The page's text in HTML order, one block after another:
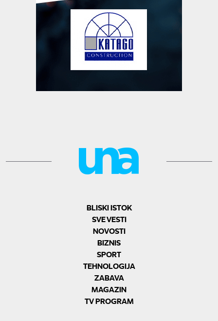
BLISKI ISTOK
SVE VESTI
NOVOSTI
BIZNIS
SPORT
TEHNOLOGIJA
ZABAVA
MAGAZIN
TV PROGRAM